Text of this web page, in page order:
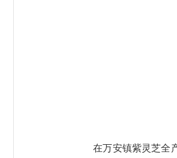
在万安镇紫灵芝全产